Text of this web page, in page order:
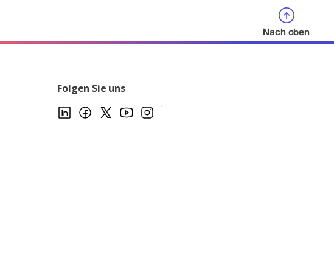
Nach oben
Folgen Sie uns